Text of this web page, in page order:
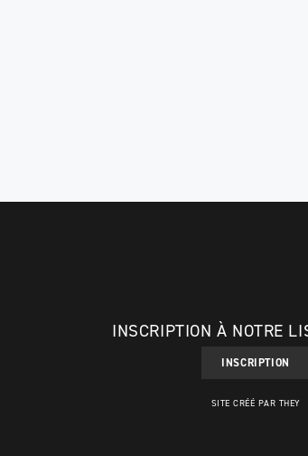
INSCRIPTION À NOTRE
INSCRIPTION
SITE CRÉÉ PAR THEY